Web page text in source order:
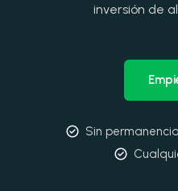
inversión de
Sin permanencia